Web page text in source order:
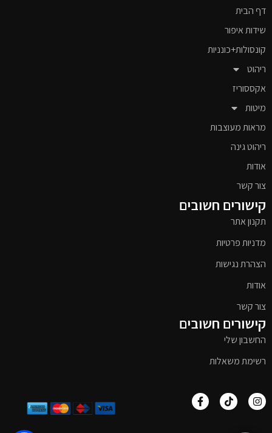
דף הבית
שידות איפור
קונסולות+כונניות
ריהוט
אקססוריז
מיטות
מראות מעוצבות
ריהוט גינה
אודות
צור קשר
קישורים חשובים
תקנון אתר
מדניות פרטיות
הצהרת נגישות
אודות
צור קשר
קישורים חשובים
החשבון שלי
רשימת משאלות